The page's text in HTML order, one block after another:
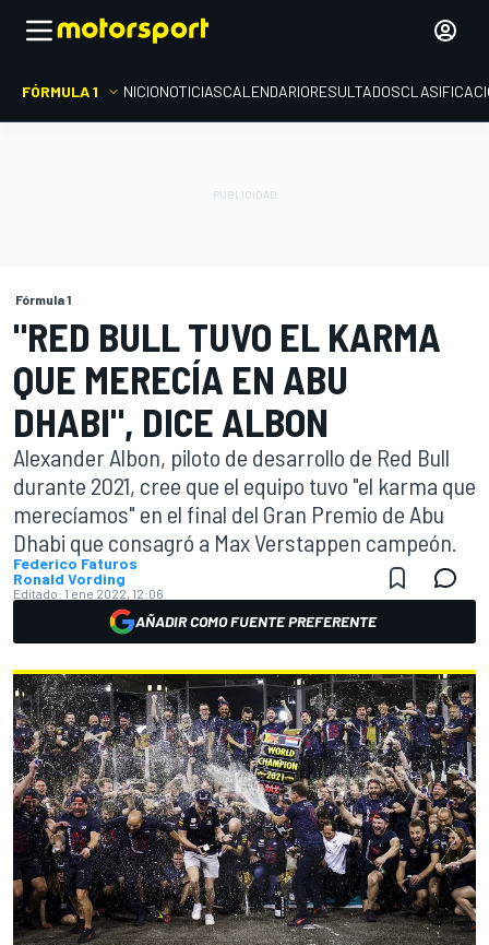
FÓRMULA 1 INICIONOTICIASCALENDARIORESULTADOS
Fórmula 1
"RED BULL TUVO EL KARMA
QUE MERECÍA EN ABU
DHABI", DICE ALBON
Alexander Albon, piloto de desarrollo de Red Bull
durante 2021, cree que el equipo tuvo "el karma que
merecíamos" en el final del Gran Premio de Abu
Dhabi que consagró a Max Verstappen campeón.
Federico Faturos
Ronald Vording
Editado: 1 ene 2022, 12:06
AÑADIR COMO FUENTE PREFERENTE